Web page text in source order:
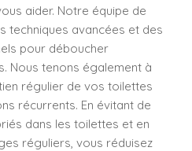
aider. Notre équipe de
techniques avancées et des
pour déboucher
Nous tenons également à
régulier de vos toilettes
récurrents. En évitant de
dans les toilettes et en
réguliers, vous réduisez